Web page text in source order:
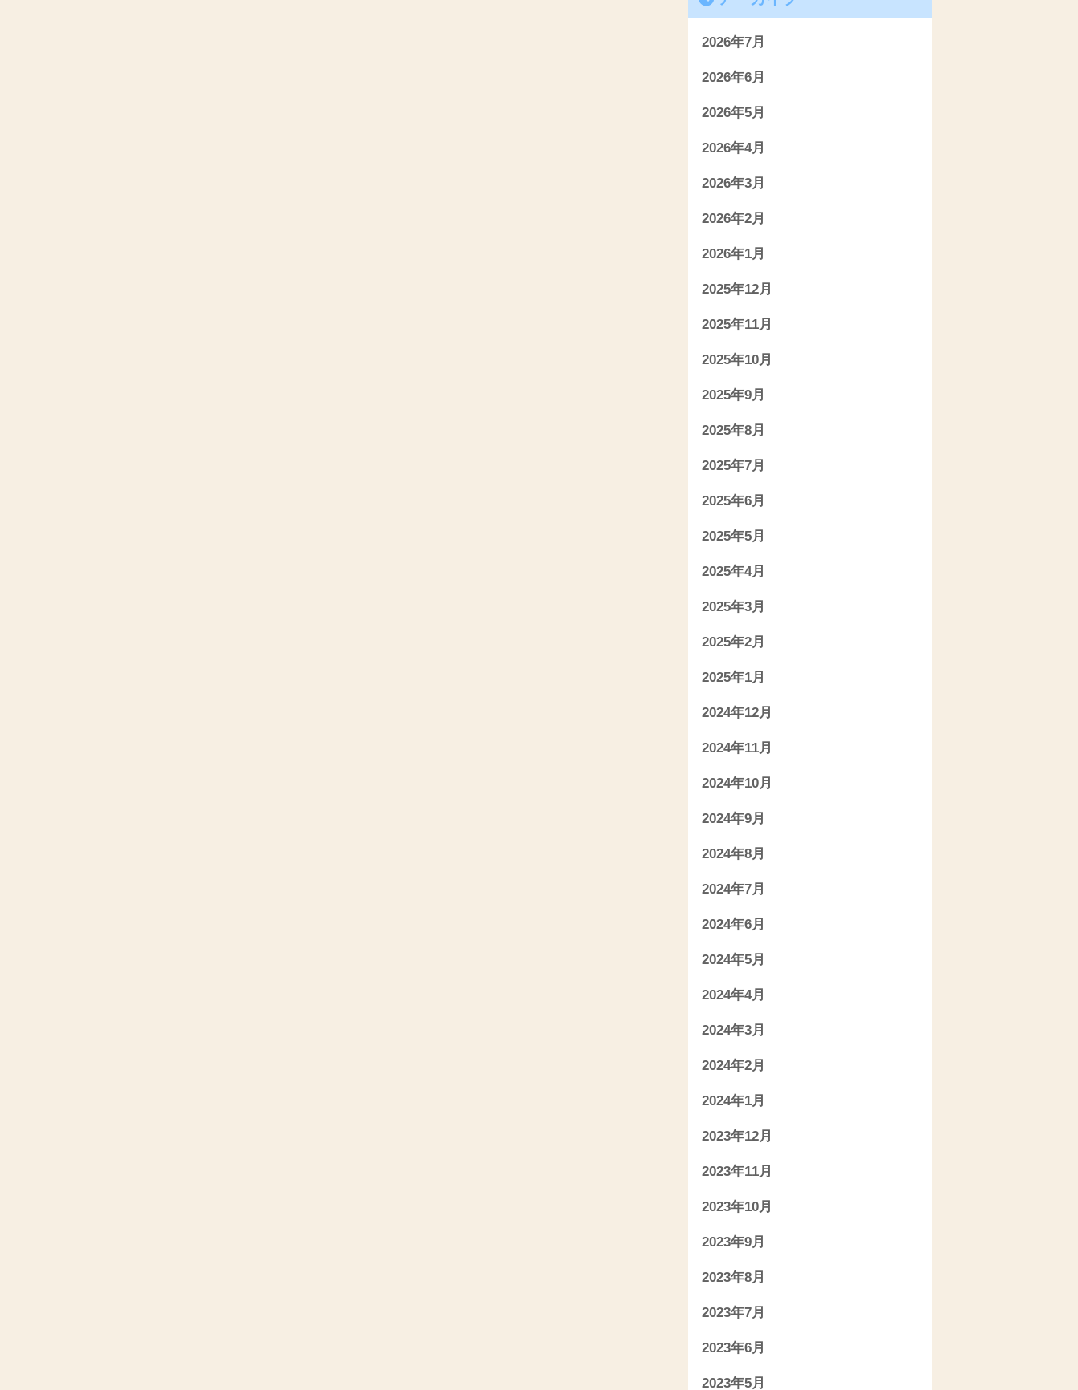
2026年7月
2026年6月
2026年5月
2026年4月
2026年3月
2026年2月
2026年1月
2025年12月
2025年11月
2025年10月
2025年9月
2025年8月
2025年7月
2025年6月
2025年5月
2025年4月
2025年3月
2025年2月
2025年1月
2024年12月
2024年11月
2024年10月
2024年9月
2024年8月
2024年7月
2024年6月
2024年5月
2024年4月
2024年3月
2024年2月
2024年1月
2023年12月
2023年11月
2023年10月
2023年9月
2023年8月
2023年7月
2023年6月
2023年5月